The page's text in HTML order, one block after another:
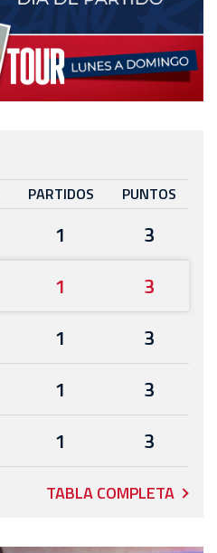
PARTIDOS PUNTOS
1
3
1
3
1
3
1
3
1 3
TABLA COMPLETA